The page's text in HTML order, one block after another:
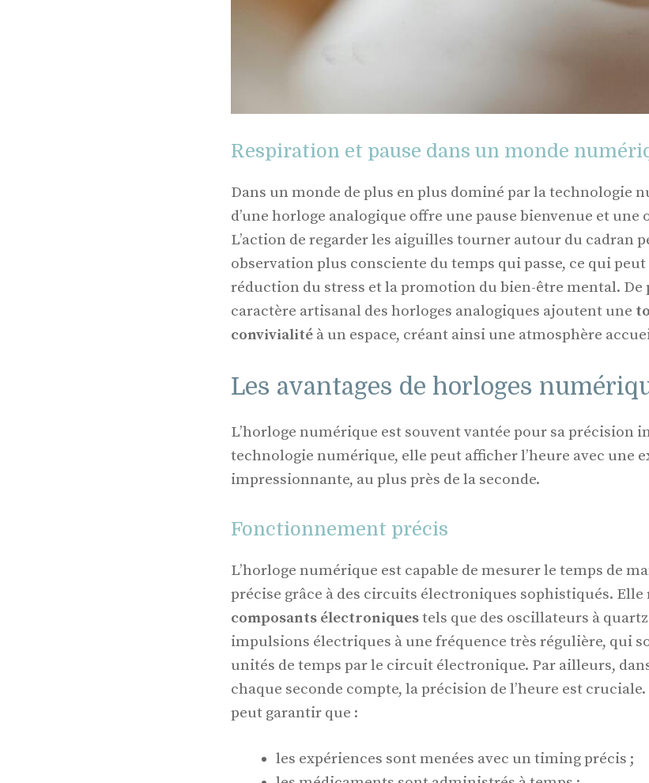
Respiration et pause dans un monde
Dans un monde de plus en plus dominé par la technologie
d’une horloge analogique offre une pause bienvenue et
L’action de regarder les aiguilles tourner autour du cadran
observation plus consciente du temps qui passe, ce qui
réduction du stress et la promotion du bien-être mental. De
caractère artisanal des horloges analogiques ajoutent une
convivialité à un espace, créant ainsi une atmosphère
Les avantages de horloges
L’horloge numérique est souvent vantée pour sa précision
technologie numérique, elle peut afficher l’heure avec une
impressionnante, au plus près de la seconde.
Fonctionnement précis
L’horloge numérique est capable de mesurer le temps de
précise grâce à des circuits électroniques sophistiqués. Elle
composants électroniquestels que des oscillateurs à
impulsions électriques à une fréquence très régulière, qui
unités de temps par le circuit électronique. Par ailleurs,
chaque seconde compte, la précision de l’heure est
peut garantir que :
les expériences sont menées avec un timing précis ;